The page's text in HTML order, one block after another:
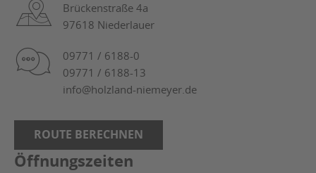
Brückenstraße 4a
97618 Niederlauer
09771 / 6188-0
09771 / 6188-13
info@holzland-niemeyer.de
ROUTE BERECHNEN
Öffnungszeiten